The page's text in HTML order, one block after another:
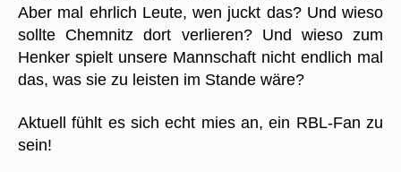
Aber mal ehrlich Leute, wen juckt das? Und wieso
sollte Chemnitz dort verlieren? Und wieso zum
Henker spielt unsere Mannschaft nicht endlich mal
das, was sie zu leisten im Stande wäre?
Aktuell fühlt es sich echt mies an, ein RBL-Fan zu
sein!